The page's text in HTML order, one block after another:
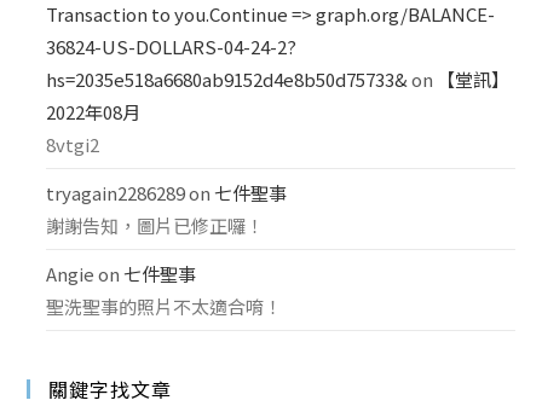
Transaction to you.Continue => graph.org/BALANCE-
36824-US-DOLLARS-04-24-2?
hs=2035e518a6680ab9152d4e8b50d75733& on
【堂訊】
2022年08月
8vtgi2
tryagain2286289on 七件聖事
謝謝告知，圖片已修正囉！
Angie on 七件聖事
聖洗聖事的照片不太適合唷！
關鍵字找文章